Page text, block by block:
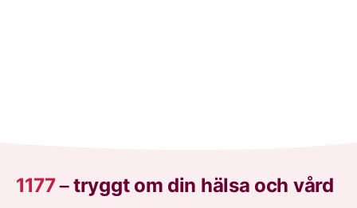
1177–tryggt om din hälsa och vård